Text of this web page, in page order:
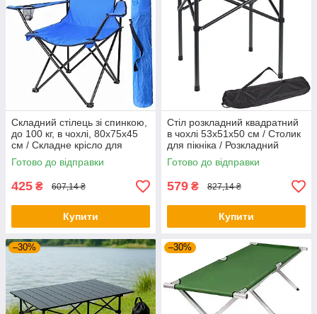
Складний стілець зі спинкою,
до 100 кг, в чохлі, 80х75х45
см / Складне крісло для
риболовлі / Туристичний
стілець
Готово до відправки
425 ₴ 607,14 ₴
Купити
Стіл розкладний квадратний
в чохлі 53х51х50 см / Столик
для пікніка / Розкладний
туристичний столик
Готово до відправки
579 ₴ 827,14 ₴
Купити
–30% –30%